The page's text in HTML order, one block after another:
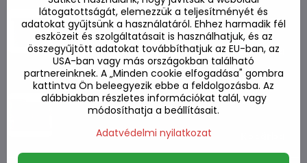
Készleten
1030 Ft Kosárba
Jin tészta Ramyun éles 120g
Készleten
látogatottságát, elemezzük a teljesítményét és
adatokat gyűjtsünk a használatáról. Ehhez harmadik fél
eszközeit és szolgáltatásait is használhatjuk, és az
összegyűjtött adatokat továbbíthatjuk az EU-ban, az
USA-ban vagy más országokban található
partnereinknek. A „Minden cookie elfogadása" gombra
kattintva Ön beleegyezik ebbe a feldolgozásba. Az
alábbiakban részletes információkat talál, vagy
módosíthatja a beállításait.
Adatvédelmi nyilatkozat